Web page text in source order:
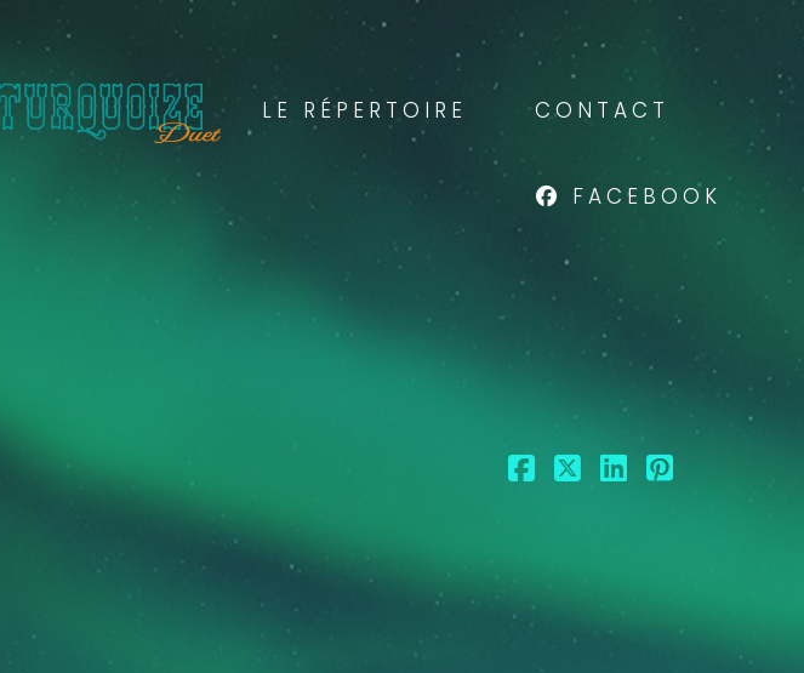
LE RÉPERTOIRE CONTACT
FACEBOOK